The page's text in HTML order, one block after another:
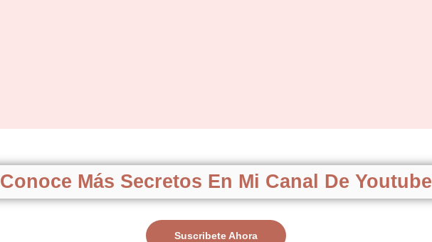
Conoce Más Secretos En Mi Canal De Youtube
Suscribete Ahora